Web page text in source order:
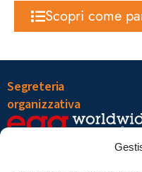
Scopri come
Segreteria
organizzativa